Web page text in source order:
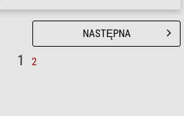
1 2
NASTĘPNA